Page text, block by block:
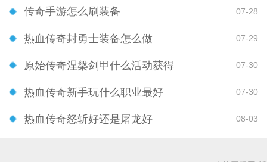
传奇手游怎么刷装备 07-28
热血传奇封勇士装备怎么做 07-29
原始传奇涅槃剑甲什么活动获得 07-30
热血传奇新手玩什么职业最好 07-30
热血传奇怒斩好还是屠龙好 08-03